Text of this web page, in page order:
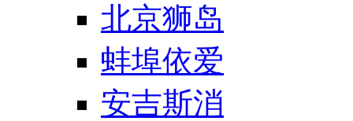
北京狮岛
蚌埠依爱
安吉斯消